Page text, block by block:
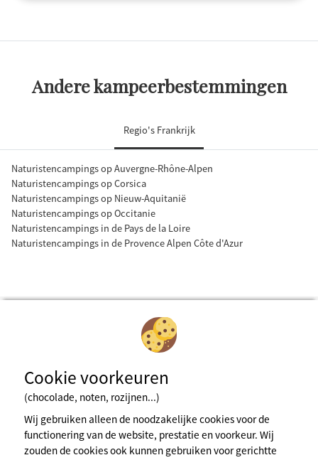
Andere kampeerbestemmingen
Regio's Frankrijk
Naturistencampings op Auvergne-Rhône-Alpen
Naturistencampings op Corsica
Naturistencampings op Nieuw-Aquitanië
Naturistencampings op Occitanie
Naturistencampings in de Pays de la Loire
Naturistencampings in de Provence Alpen Côte d'Azur
Inschrijven voor de nieuwsbrief
Wettelijke bepalingens
Cookie voorkeuren
(chocolade, noten, rozijnen...)
Wij gebruiken alleen de noodzakelijke cookies voor de
functionering van de website, prestatie en voorkeur. Wij
zouden de cookies ook kunnen gebruiken voor gerichtte